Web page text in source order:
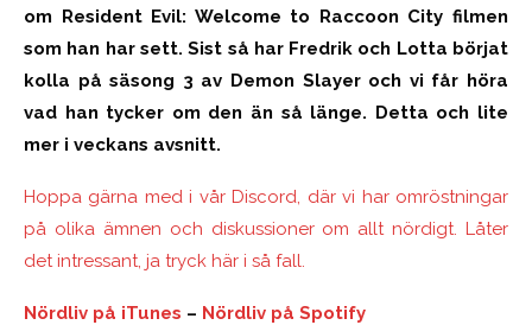
om Resident Evil: Welcome to Raccoon City filmen
som han har sett. Sist så har Fredrik och Lotta börjat
kolla på säsong 3 av Demon Slayer och vi får höra
vad han tycker om den än så länge. Detta och lite
mer i veckans avsnitt.
Hoppa gärna med i vår Discord, där vi har omröstningar
på olika ämnen och diskussioner om allt nördigt. Låter
det intressant, ja tryck här i så fall.
Nördliv på iTunes – Nördliv på Spotify